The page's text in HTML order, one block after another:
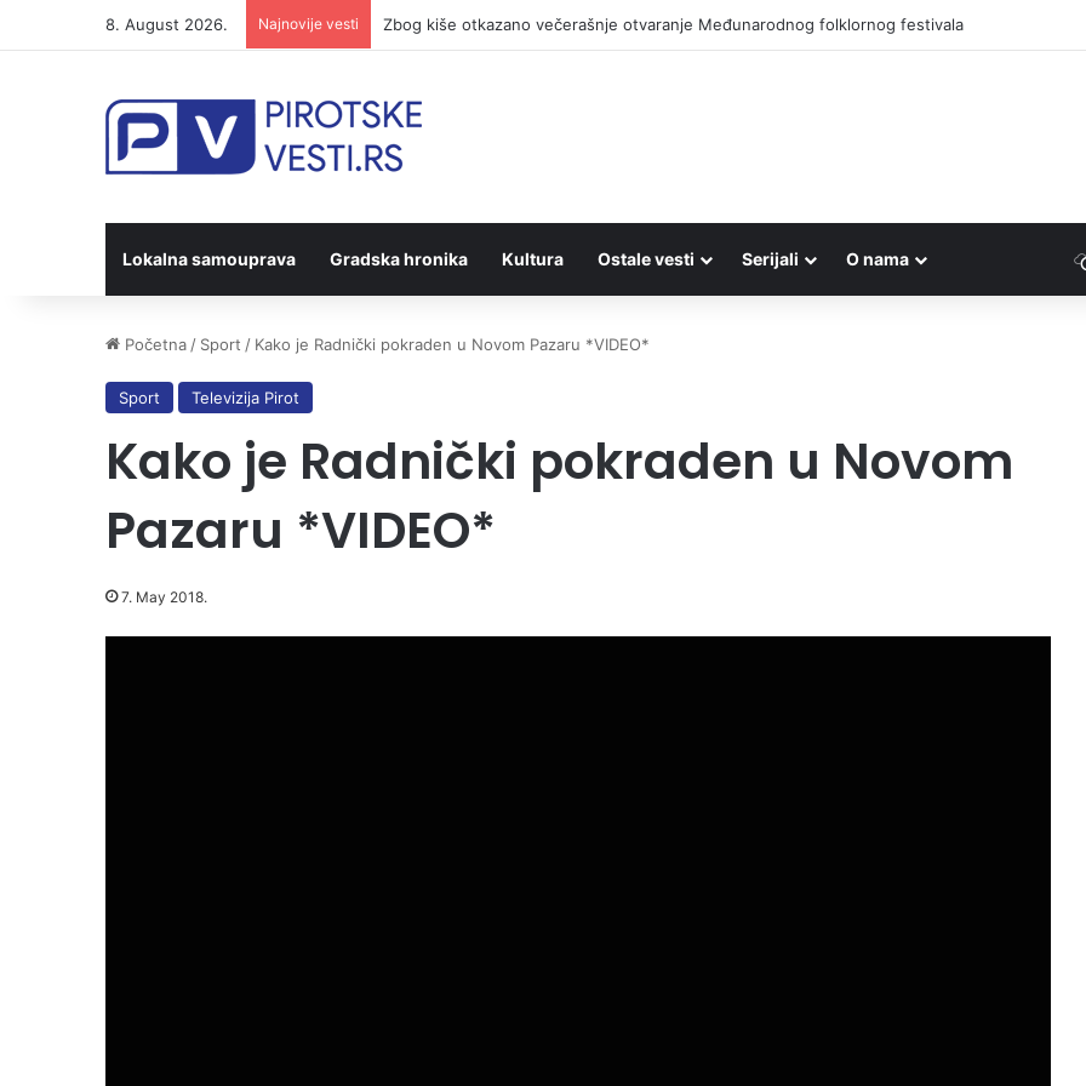
8. August 2026. Najnovije vesti Zbog kiše otkazano večerašnje otvaranje Međunarodnog folklornog festivala
Lokalna samouprava Gradska hronika Kultura Ostale vesti Serijali O nama
Početna / Sport / Kako je Radnički pokraden u Novom Pazaru *VIDEO*
Sport Televizija Pirot
Kako je Radnički pokraden u Novom
Pazaru *VIDEO*
7. May 2018.